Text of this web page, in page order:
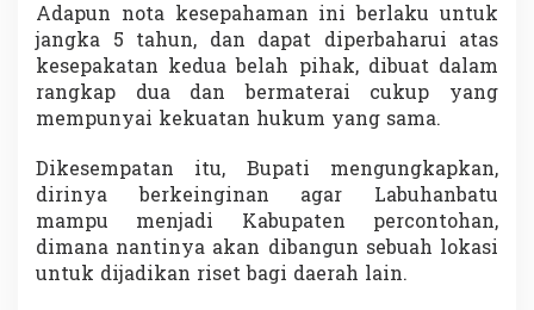
Adapun nota kesepahaman ini berlaku untuk
jangka 5 tahun, dan dapat diperbaharui atas
kesepakatan kedua belah pihak, dibuat dalam
rangkap dua dan bermaterai cukup yang
mempunyai kekuatan hukum yang sama.
Dikesempatan itu, Bupati mengungkapkan,
dirinya berkeinginan agar Labuhanbatu
mampu menjadi Kabupaten percontohan,
dimana nantinya akan dibangun sebuah lokasi
untuk dijadikan riset bagi daerah lain.